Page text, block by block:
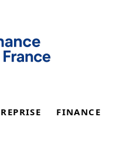
FINANCE